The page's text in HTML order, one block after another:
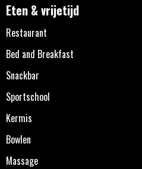
Eten & vrijetijd
Restaurant
Bed and Breakfast
Snackbar
Sportschool
Kermis
Bowlen
Massage